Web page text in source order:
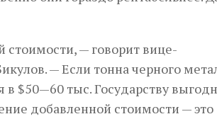
— говорит вице-
— Если тонна черного
в $50—60 тыс. Государству
добавленной стоимости — это